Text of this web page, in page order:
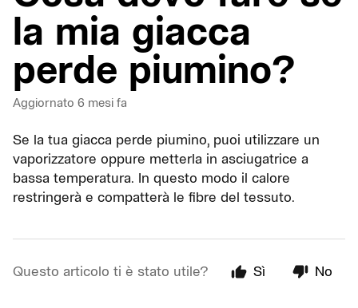
la mia giacca
perde piumino?
Aggiornato 6 mesi fa
Se la tua giacca perde piumino, puoi utilizzare un
vaporizzatore oppure metterla in asciugatrice a
bassa temperatura. In questo modo il calore
restringerà e compatterà le fibre del tessuto.
Questo articolo ti è stato utile? Sì No